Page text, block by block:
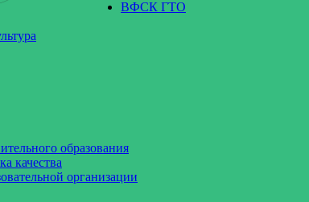
ВФСК ГТО
образования
качества
организации